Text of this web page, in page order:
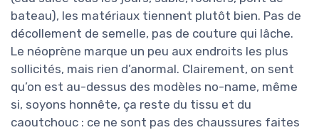
bateau), les matériaux tiennent plutôt bien. Pas de
décollement de semelle, pas de couture qui lâche.
Le néoprène marque un peu aux endroits les plus
sollicités, mais rien d’anormal. Clairement, on sent
qu’on est au-dessus des modèles no-name, même
si, soyons honnête, ça reste du tissu et du
caoutchouc : ce ne sont pas des chaussures faites